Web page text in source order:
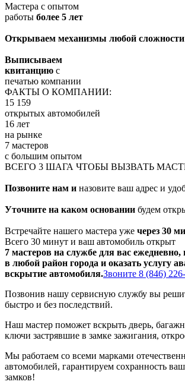
Мастера с опытом
работы более 5 лет
Открываем механизмы любой сложности
Выписываем
квитанцию с
печатью компании
ФАКТЫ О КОМПАНИИ:
15 159
открытых автомобилей
16 лет
на рынке
7 мастеров
с большим опытом
ВСЕГО 3 ШАГА ЧТОБЫ ВЫЗВАТЬ
Позвоните нам и назовите ваш адрес и
Уточните на каком основании будем
Встречайте нашего мастера уже через 30
Всего 30 минут и ваш автомобиль открыт
7 мастеров на службе для вас ежедневно,
в любой район города и оказать услугу
вскрытие автомобиля.Звоните 8 (846)
Позвонив нашу сервисную службу вы
быстро и без последствий.
Наш мастер поможет вскрыть дверь,
ключи застрявшие в замке зажигания,
Мы работаем со всеми марками
автомобилей, гарантируем сохранность
замков!